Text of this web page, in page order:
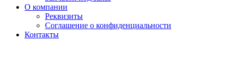
О компании
Реквизиты
Соглашение о конфиденциальности
Контакты